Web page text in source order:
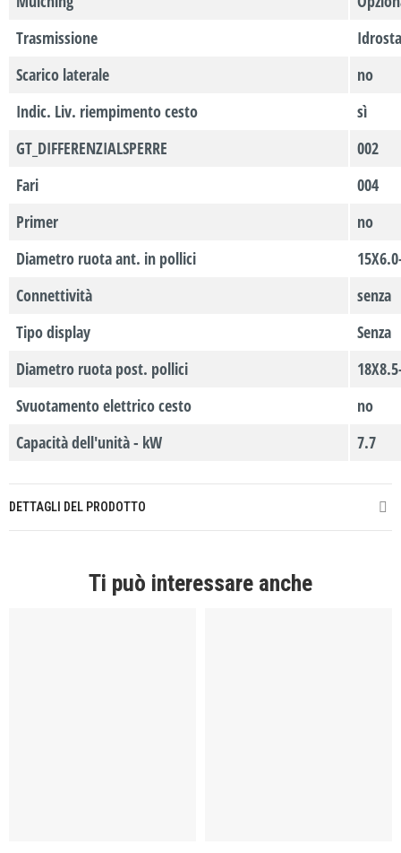
Trasmissione
Scarico laterale
no
Indic. Liv. riempimento cesto
sì
GT_DIFFERENZIALSPERRE
002
Fari
004
Primer
no
Diametro ruota ant. in pollici
Connettività
senza
Tipo display
Senza
Diametro ruota post. pollici
Svuotamento elettrico cesto
no
Capacità dell'unità - kW
7.7
DETTAGLI DEL PRODOTTO
Ti può interessare anche